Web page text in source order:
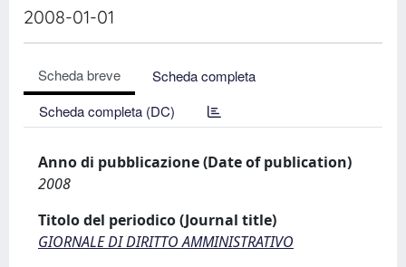
2008-01-01
Scheda breve
Scheda completa
Scheda completa (DC)
Anno di pubblicazione (Date of publication)
2008
Titolo del periodico (Journal title)
GIORNALE DI DIRITTO AMMINISTRATIVO